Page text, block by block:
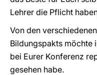
Lehrer die Pflicht
Von den
Bildungspakts möchte
bei Eurer Konferenz
gesehen habe.